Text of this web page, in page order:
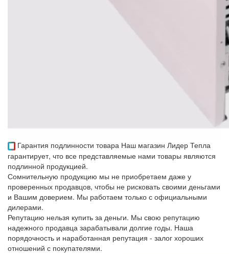
Гарантия подлинности товара Наш магазин Лидер Тепла
гарантирует, что все представляемые нами товары являются
подлинной продукцией.
Сомнительную продукцию мы не приобретаем даже у
проверенных продавцов, чтобы не рисковать своими деньгами
и Вашим доверием. Мы работаем только с официальными
дилерами.
Репутацию нельзя купить за деньги. Мы свою репутацию
надежного продавца зарабатывали долгие годы. Наша
порядочность и наработанная репутация - залог хороших
отношений с покупателями.